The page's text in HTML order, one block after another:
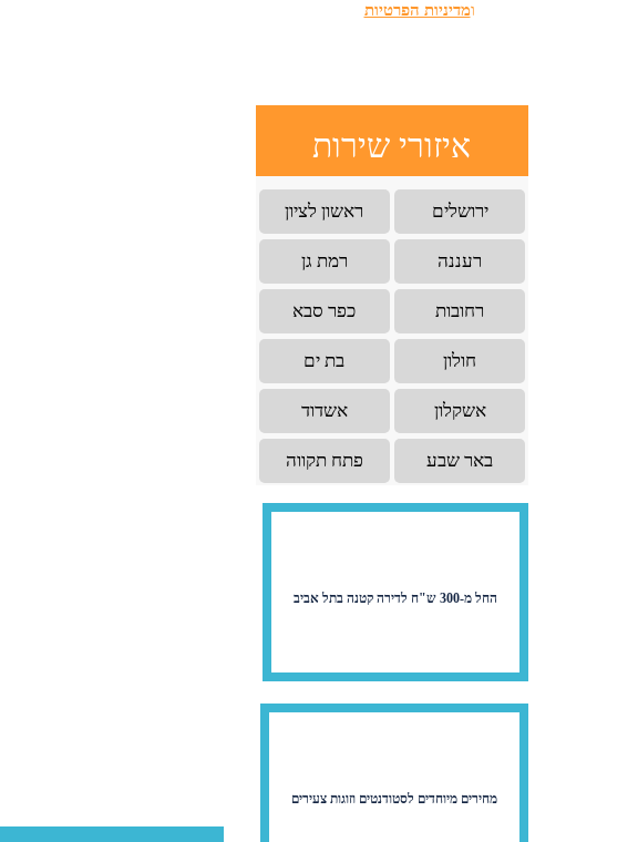
ומדיניות הפרטיות
איזורי שירות
ירושלים ראשון לציון
רעננה רמת גן
רחובות כפר סבא
חולון בת ים
אשקלון אשדוד
באר שבע פתח תקווה
החל מ-300 ש"ח לדירה קטנה בתל אביב
מחירים מיוחדים לסטודנטים וזוגות צעירים